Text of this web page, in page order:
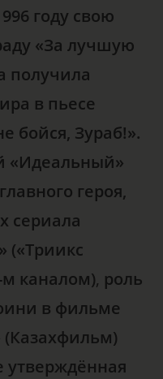
году свою
«За лучшую
получила
в пьесе
бойся, Зураб!».
«Идеальный»
героя,
сериала
(«Триикс
м каналом), роль
в фильме
утверждённая